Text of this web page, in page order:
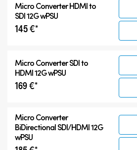
Micro ConverterHDMI to
SDI 12G wPSU
145 €*
Micro ConverterSDI to
HDMI 12G wPSU
169 €*
Micro Converter
BiDirectional SDI/HDMI 12G
wPSU